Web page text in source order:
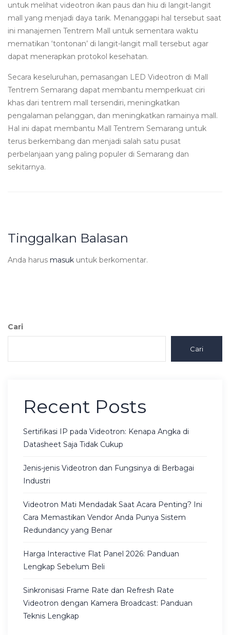
untuk melihat videotron ikan paus dan hiu di langit-langit
mall yang menjadi daya tarik. Menanggapi hal tersebut saat
ini manajemen Tentrem Mall untuk sementara waktu
mematikan ‘tontonan’ di langit-langit mall tersebut agar
dapat menerapkan protokol kesehatan.
Secara keseluruhan, pemasangan LED Videotron di Mall
Tentrem Semarang dapat membantu memperkuat ciri
khas dari tentrem mall tersendiri, meningkatkan
pengalaman pelanggan, dan meningkatkan ramainya mall.
Hal ini dapat membantu Mall Tentrem Semarang untuk
terus berkembang dan menjadi salah satu pusat
perbelanjaan yang paling populer di Semarang dan
sekitarnya.
Tinggalkan Balasan
Anda harus masuk untuk berkomentar.
Cari
Cari
Recent Posts
Sertifikasi IP pada Videotron: Kenapa Angka di
Datasheet Saja Tidak Cukup
Jenis-jenis Videotron dan Fungsinya di Berbagai
Industri
Videotron Mati Mendadak Saat Acara Penting? Ini
Cara Memastikan Vendor Anda Punya Sistem
Redundancy yang Benar
Harga Interactive Flat Panel 2026: Panduan
Lengkap Sebelum Beli
Sinkronisasi Frame Rate dan Refresh Rate
Videotron dengan Kamera Broadcast: Panduan
Teknis Lengkap